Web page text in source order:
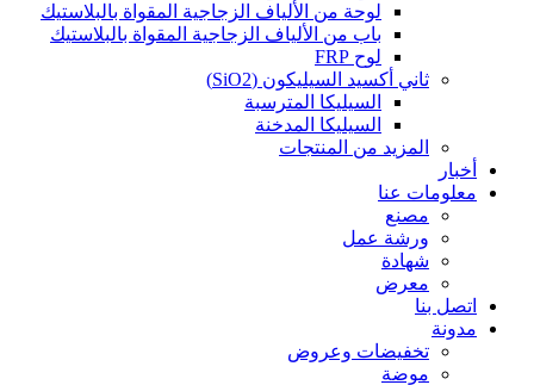
لوحة من الألياف الزجاجية المقواة بالبلاستيك
باب من الألياف الزجاجية المقواة بالبلاستيك
لوح FRP
ثاني أكسيد السيليكون (SiO2)
السيليكا المترسبة
السيليكا المدخنة
المزيد من المنتجات
أخبار
معلومات عنا
مصنع
ورشة عمل
شهادة
معرض
اتصل بنا
مدونة
تخفيضات وعروض
موضة